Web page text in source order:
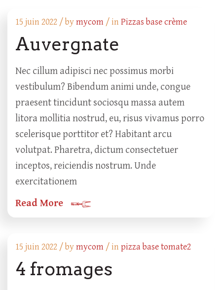
15 juin 2022 /bymycom / inPizzas base crème
Auvergnate
Nec cillum adipisci nec possimus morbi
vestibulum? Bibendum animi unde, congue
praesent tincidunt sociosqu massa autem
litora mollitia nostrud, eu, risus vivamus porro
scelerisque porttitor et? Habitant arcu
volutpat. Pharetra, dictum consectetuer
inceptos, reiciendis nostrum. Unde
exercitationem
Read More
15 juin 2022 /bymycom / inpizza base tomate2
4 fromages